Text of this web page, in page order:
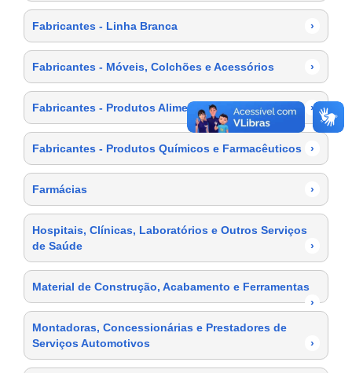
Fabricantes - Linha Branca ›
Fabricantes - Móveis, Colchões e Acessórios ›
Fabricantes - Produtos Alimentícios ›
Fabricantes - Produtos Químicos e Farmacêuticos ›
Farmácias ›
Hospitais, Clínicas, Laboratórios e Outros Serviços
de Saúde
›
Material de Construção, Acabamento e Ferramentas
›
Montadoras, Concessionárias e Prestadores de
Serviços Automotivos
›